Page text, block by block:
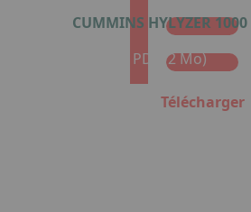
CUMMINS HYLYZER 1000
Format : PDF (2 Mo)
Télécharger